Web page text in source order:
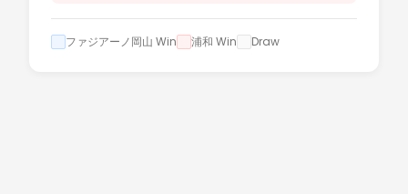
ファジアーノ岡山 Win 浦和 Win Draw